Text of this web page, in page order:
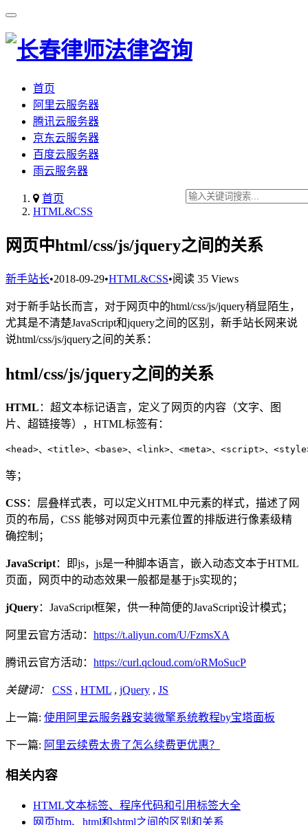
首页
阿里云服务器
腾讯云服务器
京东云服务器
百度云服务器
雨云服务器
首页
HTML&CSS
网页中html/css/js/jquery之间的关系
新手站长•2018-09-29•HTML&CSS•阅读 35 Views
对于新手站长而言，对于网页中的html/css/js/jquery稍显陌生，
尤其是不清楚JavaScript和jquery之间的区别，新手站长网来说
说html/css/js/jquery之间的关系：
html/css/js/jquery之间的关系
HTML ：超文本标记语言，定义了网页的内容（文字、图
片、超链接等），HTML标签有：
<head>、<title>、<base>、<link>、<meta>、<script>、<style>
等；
CSS：层叠样式表，可以定义HTML中元素的样式，描述了网
页的布局，CSS 能够对网页中元素位置的排版进行像素级精
确控制；
JavaScript：即js，js是一种脚本语言，嵌入动态文本于HTML
页面，网页中的动态效果一般都是基于js实现的；
jQuery：JavaScript框架，供一种简便的JavaScript设计模式；
阿里云官方活动： https://t.aliyun.com/U/FzmsXA
腾讯云官方活动： https://curl.qcloud.com/oRMoSucP
关键词： CSS , HTML , jQuery , JS
上一篇: 使用阿里云服务器安装微擎系统教程by宝塔面板
下一篇: 阿里云续费太贵了怎么续费更优惠？
相关内容
HTML文本标签、程序代码和引用标签大全
网页htm、html和shtml之间的区别和关系